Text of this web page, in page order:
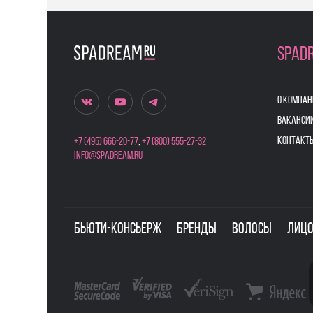
+7 (495) 666-20-77,+7 (800) 555-27-32
info@spadream.ru
О
Бьюти-консьерж Бренды Волосы